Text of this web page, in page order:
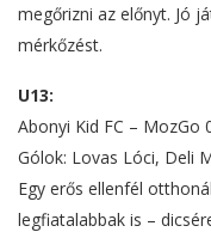
megőrizni az előnyt. Jó
mérkőzést.
U13:
Abonyi Kid FC – MozGo
Gólok: Lovas Lóci, Deli
Egy erős ellenfél
legfiatalabbak is –